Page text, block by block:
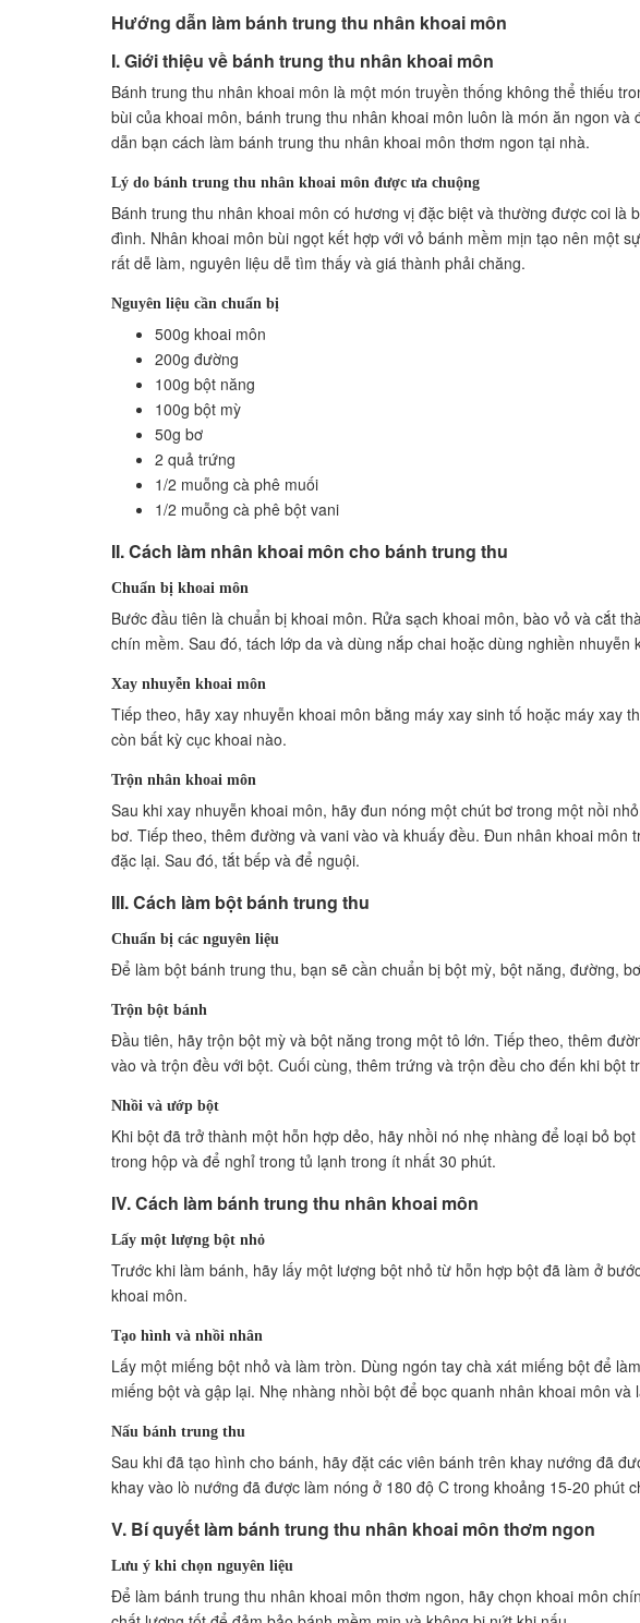
Thủ thuật để bánh không nứt khi nấu
Chuẩn bị các nguyên liệu
Trộn bột vỏ bánh
Làm viên bánh
VII. Cách nướng bánh trung thu nhân khoai môn
Chuẩn bị lò nướng
Nướng bánh trung thu
VIII. Cách bảo quản bánh trung thu nhân khoai môn
Bảo quản trong hộp bánh
IX. Câu hỏi thường gặp về bánh trung thu nhân khoai môn
Làm sao để bánh trung thu có vỏ giòn?
Bánh trung thu nhân khoai môn có thể bảo quản được bao lâu?
X. Lợi ích của bánh trung thu nhân khoai môn
Góp phần tạo không khí sum vầy trong gia đình
Một món quà ý nghĩa trong dịp trung thu
XI. Những sai lầm thường gặp khi làm bánh trung thu nhân khoai
Lượng đường không phù hợp
XII. Những biến thể khác của bánh trung thu nhân khoai môn
Bánh trung thu nhân mộc nhĩ
Bánh trung thu nhân thập cẩm
XIII. Kết luận
Hướng dẫn làm bánh trung thu nhân khoai môn
I. Giới thiệu về bánh trung thu nhân khoai môn
Bánh trung thu nhân khoai môn là một món truyền thống không thể thiếu
bùi của khoai môn, bánh trung thu nhân khoai môn luôn là món ăn ngon
dẫn bạn cách làm bánh trung thu nhân khoai môn thơm ngon tại nhà.
Lý do bánh trung thu nhân khoai môn được ưa chuộng
Bánh trung thu nhân khoai môn có hương vị đặc biệt và thường được coi
đình. Nhân khoai môn bùi ngọt kết hợp với vỏ bánh mềm mịn tạo nên một
rất dễ làm, nguyên liệu dễ tìm thấy và giá thành phải chăng.
Nguyên liệu cần chuẩn bị
500g khoai môn
200g đường
100g bột năng
100g bột mỳ
50g bơ
2 quả trứng
1/2 muỗng cà phê muối
1/2 muỗng cà phê bột vani
II. Cách làm nhân khoai môn cho bánh trung thu
Chuẩn bị khoai môn
Bước đầu tiên là chuẩn bị khoai môn. Rửa sạch khoai môn, bào vỏ và cắt
chín mềm. Sau đó, tách lớp da và dùng nắp chai hoặc dùng nghiền
Xay nhuyễn khoai môn
Tiếp theo, hãy xay nhuyễn khoai môn bằng máy xay sinh tố hoặc máy xay
còn bất kỳ cục khoai nào.
Trộn nhân khoai môn
Sau khi xay nhuyễn khoai môn, hãy đun nóng một chút bơ trong một nồi
bơ. Tiếp theo, thêm đường và vani vào và khuấy đều. Đun nhân khoai
đặc lại. Sau đó, tắt bếp và để nguội.
III. Cách làm bột bánh trung thu
Chuẩn bị các nguyên liệu
Để làm bột bánh trung thu, bạn sẽ cần chuẩn bị bột mỳ, bột năng, đường,
Trộn bột bánh
Đầu tiên, hãy trộn bột mỳ và bột năng trong một tô lớn. Tiếp theo, thêm
vào và trộn đều với bột. Cuối cùng, thêm trứng và trộn đều cho đến khi bột
Nhồi và ướp bột
Khi bột đã trở thành một hỗn hợp dẻo, hãy nhồi nó nhẹ nhàng để loại bỏ
trong hộp và để nghỉ trong tủ lạnh trong ít nhất 30 phút.
IV. Cách làm bánh trung thu nhân khoai môn
Lấy một lượng bột nhỏ
Trước khi làm bánh, hãy lấy một lượng bột nhỏ từ hỗn hợp bột đã làm ở
khoai môn.
Tạo hình và nhồi nhân
Lấy một miếng bột nhỏ và làm tròn. Dùng ngón tay chà xát miếng bột để
miếng bột và gập lại. Nhẹ nhàng nhồi bột để bọc quanh nhân khoai môn
Nấu bánh trung thu
Sau khi đã tạo hình cho bánh, hãy đặt các viên bánh trên khay nướng đã
khay vào lò nướng đã được làm nóng ở 180 độ C trong khoảng 15-20 phút
V. Bí quyết làm bánh trung thu nhân khoai môn thơm ngon
Lưu ý khi chọn nguyên liệu
Để làm bánh trung thu nhân khoai môn thơm ngon, hãy chọn khoai môn